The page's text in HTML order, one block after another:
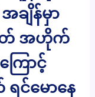
ချိန်မှာ
တ် အဟိုက်
ောင့်
င်မောနေ